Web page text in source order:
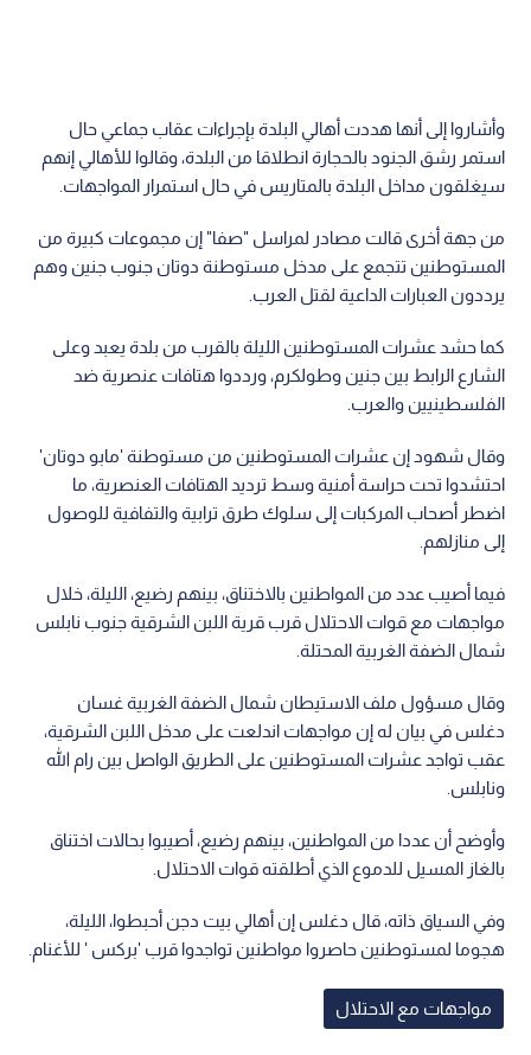
وأشاروا إلى أنها هددت أهالي البلدة بإجراءات عقاب جماعي حال
استمر رشق الجنود بالحجارة انطلاقا من البلدة، وقالوا للأهالي إنهم
سيغلقون مداخل البلدة بالمتاريس في حال استمرار المواجهات.
من جهة أخرى قالت مصادر لمراسل "صفا" إن مجموعات كبيرة من
المستوطنين تتجمع على مدخل مستوطنة دوتان جنوب جنين وهم
يرددون العبارات الداعية لقتل العرب.
كما حشد عشرات المستوطنين الليلة بالقرب من بلدة يعبد وعلى
الشارع الرابط بين جنين وطولكرم، ورددوا هتافات عنصرية ضد
الفلسطينيين والعرب.
وقال شهود إن عشرات المستوطنين من مستوطنة 'مابو دوتان'
احتشدوا تحت حراسة أمنية وسط ترديد الهتافات العنصرية، ما
اضطر أصحاب المركبات إلى سلوك طرق ترابية والتفافية للوصول
إلى منازلهم.
فيما أصيب عدد من المواطنين بالاختناق، بينهم رضيع، الليلة، خلال
مواجهات مع قوات الاحتلال قرب قرية اللبن الشرقية جنوب نابلس
شمال الضفة الغربية المحتلة.
وقال مسؤول ملف الاستيطان شمال الضفة الغربية غسان
دغلس في بيان له إن مواجهات اندلعت على مدخل اللبن الشرقية،
عقب تواجد عشرات المستوطنين على الطريق الواصل بين رام الله
ونابلس.
وأوضح أن عددا من المواطنين، بينهم رضيع، أصيبوا بحالات اختناق
بالغاز المسيل للدموع الذي أطلقته قوات الاحتلال.
وفي السياق ذاته، قال دغلس إن أهالي بيت دجن أحبطوا، الليلة،
هجوما لمستوطنين حاصروا مواطنين تواجدوا قرب 'بركس ' للأغنام.
مواجهات مع الاحتلال